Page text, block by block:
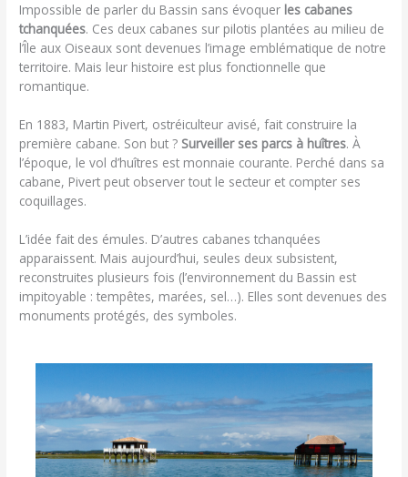
Impossible de parler du Bassin sans évoquer les cabanes
tchanquées. Ces deux cabanes sur pilotis plantées au milieu de
l’Île aux Oiseaux sont devenues l’image emblématique de notre
territoire. Mais leur histoire est plus fonctionnelle que
romantique.
En 1883, Martin Pivert, ostréiculteur avisé, fait construire la
première cabane. Son but ? Surveiller ses parcs à huîtres. À
l’époque, le vol d’huîtres est monnaie courante. Perché dans sa
cabane, Pivert peut observer tout le secteur et compter ses
coquillages.
L’idée fait des émules. D’autres cabanes tchanquées
apparaissent. Mais aujourd’hui, seules deux subsistent,
reconstruites plusieurs fois (l’environnement du Bassin est
impitoyable : tempêtes, marées, sel…). Elles sont devenues des
monuments protégés, des symboles.